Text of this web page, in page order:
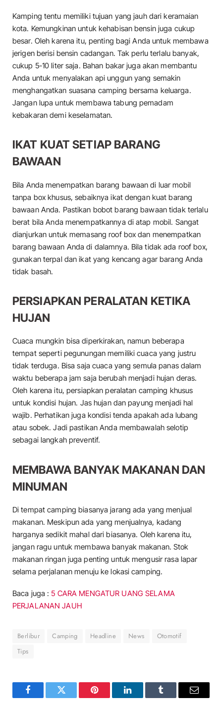
Kamping tentu memiliki tujuan yang jauh dari keramaian
kota. Kemungkinan untuk kehabisan bensin juga cukup
besar. Oleh karena itu, penting bagi Anda untuk membawa
jerigen berisi bensin cadangan. Tak perlu terlalu banyak,
cukup 5-10 liter saja. Bahan bakar juga akan membantu
Anda untuk menyalakan api unggun yang semakin
menghangatkan suasana camping bersama keluarga.
Jangan lupa untuk membawa tabung pemadam
kebakaran demi keselamatan.
IKAT KUAT SETIAP BARANG
BAWAAN
Bila Anda menempatkan barang bawaan di luar mobil
tanpa box khusus, sebaiknya ikat dengan kuat barang
bawaan Anda. Pastikan bobot barang bawaan tidak terlalu
berat bila Anda menempatkannya di atap mobil. Sangat
dianjurkan untuk memasang roof box dan menempatkan
barang bawaan Anda di dalamnya. Bila tidak ada roof box,
gunakan terpal dan ikat yang kencang agar barang Anda
tidak basah.
PERSIAPKAN PERALATAN KETIKA
HUJAN
Cuaca mungkin bisa diperkirakan, namun beberapa
tempat seperti pegunungan memiliki cuaca yang justru
tidak terduga. Bisa saja cuaca yang semula panas dalam
waktu beberapa jam saja berubah menjadi hujan deras.
Oleh karena itu, persiapkan peralatan camping khusus
untuk kondisi hujan. Jas hujan dan payung menjadi hal
wajib. Perhatikan juga kondisi tenda apakah ada lubang
atau sobek. Jadi pastikan Anda membawalah selotip
sebagai langkah preventif.
MEMBAWA BANYAK MAKANAN DAN
MINUMAN
Di tempat camping biasanya jarang ada yang menjual
makanan. Meskipun ada yang menjualnya, kadang
harganya sedikit mahal dari biasanya. Oleh karena itu,
jangan ragu untuk membawa banyak makanan. Stok
makanan ringan juga penting untuk mengusir rasa lapar
selama perjalanan menuju ke lokasi camping.
Baca juga : 5 CARA MENGATUR UANG SELAMA
PERJALANAN JAUH
Berlibur Camping Headline News
Otomotif
Tips
FacebookTwitter Pinterest LinkedInTumblr Email